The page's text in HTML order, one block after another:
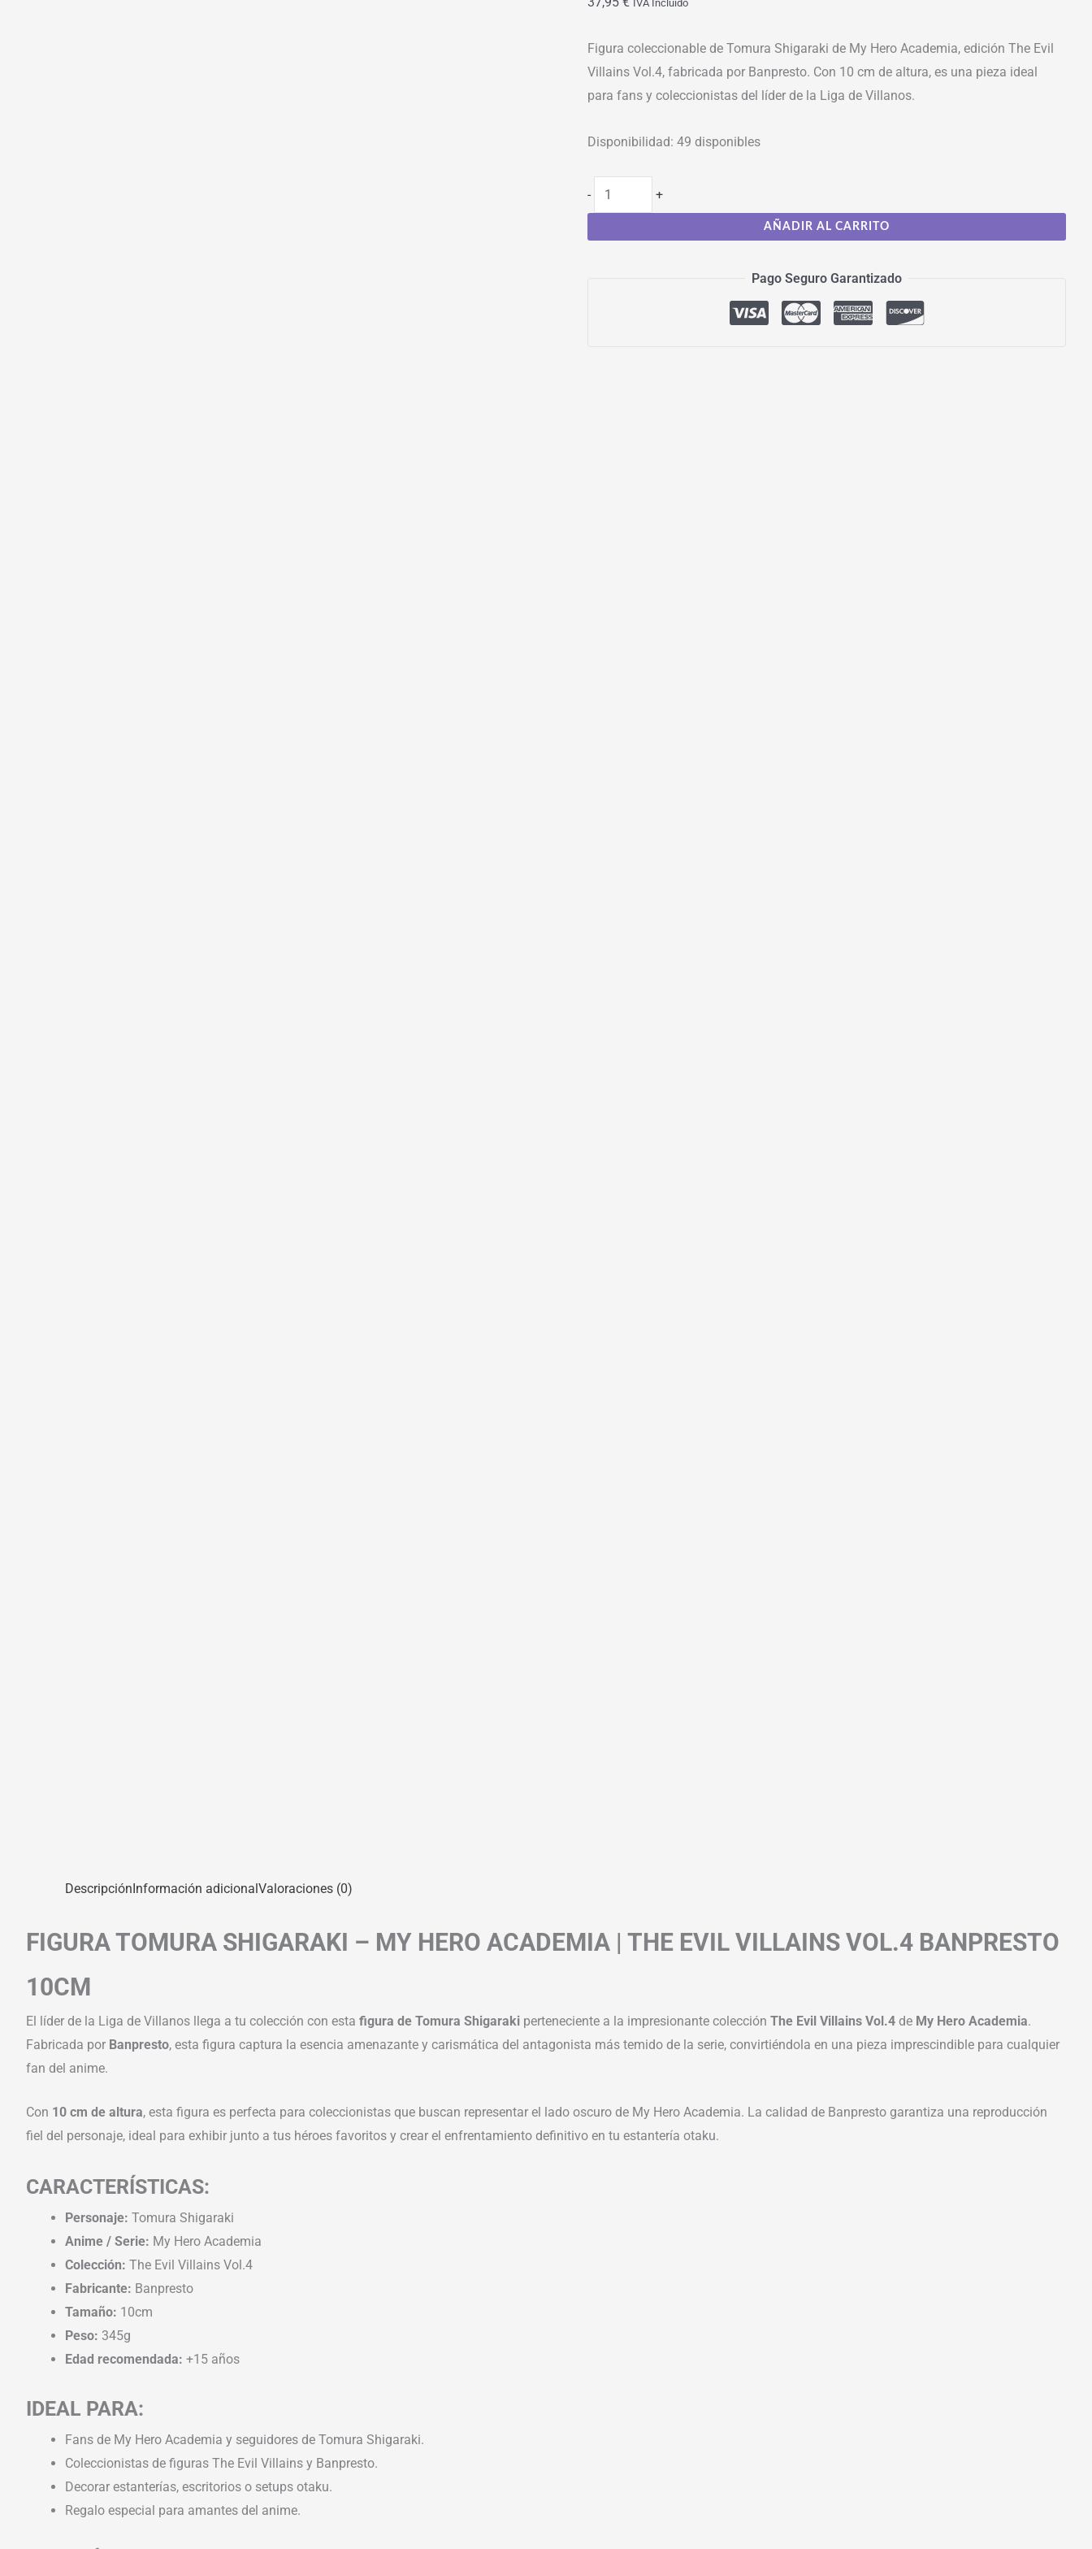
IVA Incluído
Figura coleccionable de Tomura Shigaraki de My Hero Academia, edición The Evil
Villains Vol.4, fabricada por Banpresto. Con 10 cm de altura, es una pieza ideal
para fans y coleccionistas del líder de la Liga de Villanos.
Disponibilidad: 49 disponibles
- +
AÑADIR AL CARRITO
Pago Seguro Garantizado
DescripciónInformación adicionalValoraciones (0)
FIGURA TOMURA SHIGARAKI – MY HERO ACADEMIA | THE EVIL VILLAINS VOL.4 BANPRESTO
10CM
El líder de la Liga de Villanos llega a tu colección con esta figura de Tomura Shigaraki perteneciente a la impresionante colección The Evil Villains Vol.4 de My Hero Academia.
Fabricada por Banpresto, esta figura captura la esencia amenazante y carismática del antagonista más temido de la serie, convirtiéndola en una pieza imprescindible para cualquier
fan del anime.
Con 10 cm de altura, esta figura es perfecta para coleccionistas que buscan representar el lado oscuro de My Hero Academia. La calidad de Banpresto garantiza una reproducción
fiel del personaje, ideal para exhibir junto a tus héroes favoritos y crear el enfrentamiento definitivo en tu estantería otaku.
CARACTERÍSTICAS:
Personaje: Tomura Shigaraki
Anime / Serie: My Hero Academia
Colección: The Evil Villains Vol.4
Fabricante: Banpresto
Tamaño: 10cm
Peso: 345g
Edad recomendada: +15 años
IDEAL PARA:
Fans de My Hero Academia y seguidores de Tomura Shigaraki.
Coleccionistas de figuras The Evil Villains y Banpresto.
Decorar estanterías, escritorios o setups otaku.
Regalo especial para amantes del anime.